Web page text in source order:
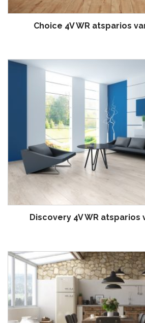
Choice 4V WR atsparios
Discovery 4V WR atsparios